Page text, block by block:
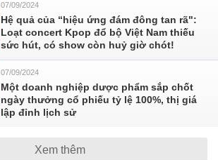
07/09/2024
Hệ quả của “hiệu ứng đám đông tan rã":
Loạt concert Kpop đổ bộ Việt Nam thiếu
sức hút, có show còn huỷ giờ chót!
07/09/2024
Một doanh nghiệp dược phẩm sắp chốt
ngày thưởng cổ phiếu tỷ lệ 100%, thị giá
lập đỉnh lịch sử
Xem thêm